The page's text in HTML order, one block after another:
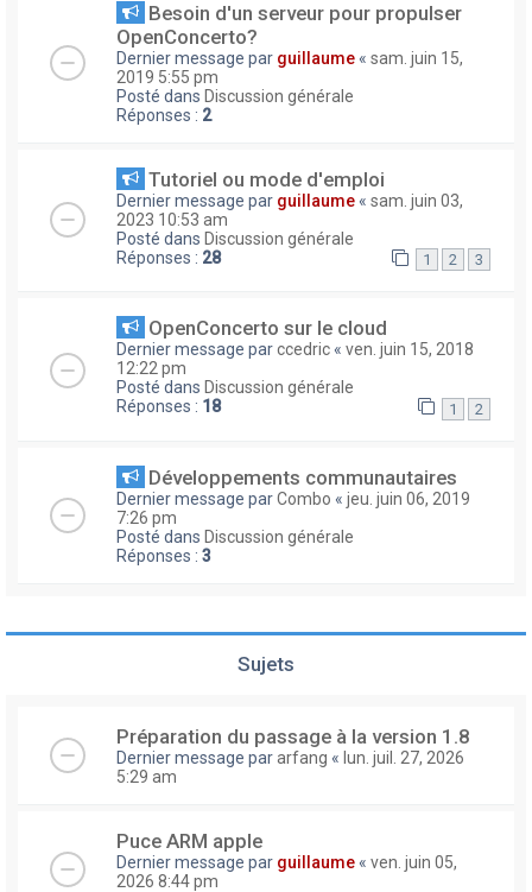
Besoin d'un serveur pour propulser
OpenConcerto?
Dernier message par guillaume « sam. juin 15,
2019 5:55 pm
Posté dans Discussion générale
Réponses : 2
Tutoriel ou mode d'emploi
Dernier message par guillaume « sam. juin 03,
2023 10:53 am
Posté dans Discussion générale
Réponses : 28 1 2 3
OpenConcerto sur le cloud
Dernier message parccedric « ven. juin 15, 2018
12:22 pm
Posté dans Discussion générale
Réponses : 18 1 2
Développements communautaires
Dernier message parCombo « jeu. juin 06, 2019
7:26 pm
Posté dans Discussion générale
Réponses : 3
Sujets
Préparation du passage à la version 1.8
Dernier message pararfang « lun. juil. 27, 2026
5:29 am
Puce ARM apple
Dernier message par guillaume « ven. juin 05,
2026 8:44 pm